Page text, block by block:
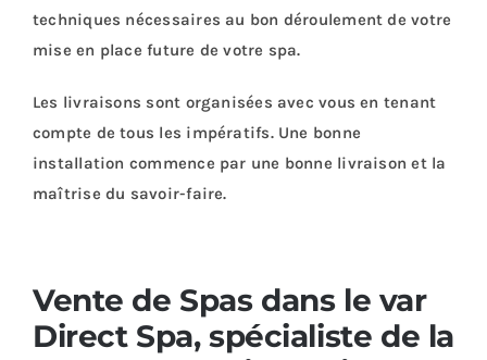
techniques nécessaires au bon déroulement de votre
mise en place future de votre spa.
Les livraisons sont organisées avec vous en tenant
compte de tous les impératifs. Une bonne
installation commence par une bonne livraison et la
maîtrise du savoir-faire.
Vente de Spas dans le var
Direct Spa, spécialiste de la